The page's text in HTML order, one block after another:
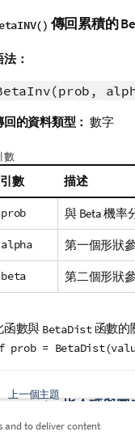
傳回累積的
：
回的資料類型： 數字
數
引數 描述
prob 與 Beta 機率
alpha 第一個形狀
beta 第二個形狀
函數與 BetaDist函數的
prob =
上一個主題
BetaDist 指令碼與圖
and to deliver content